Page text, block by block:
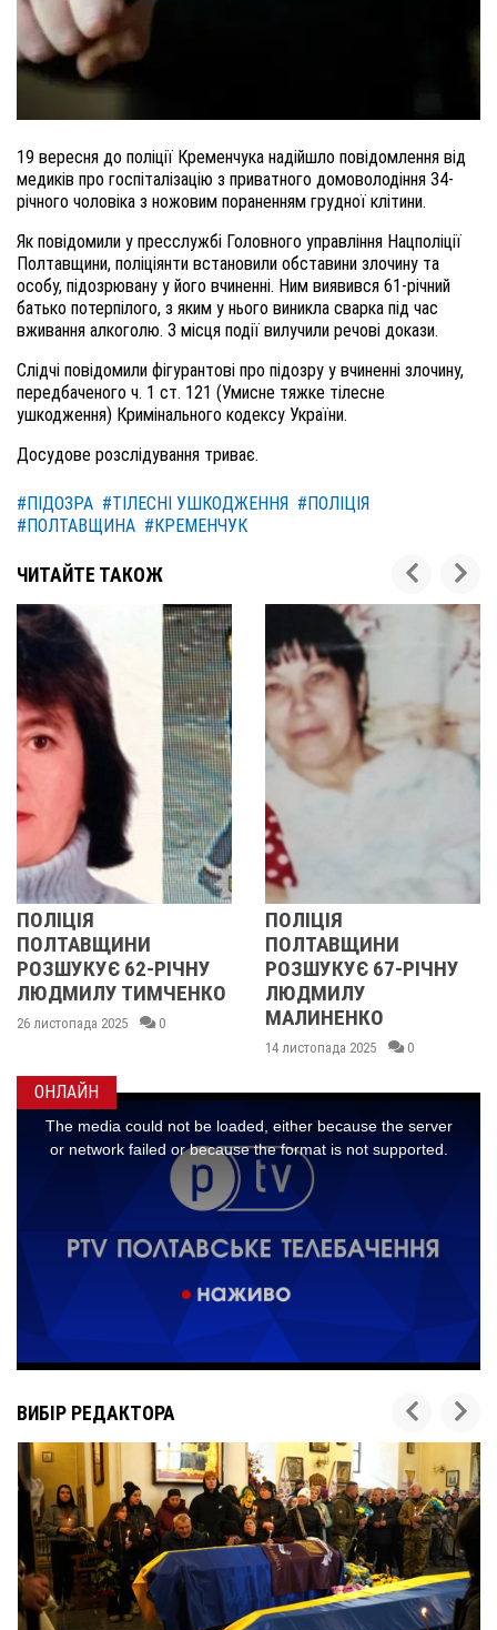
19 вересня до поліції Кременчука надійшло повідомлення від
медиків про госпіталізацію з приватного домоволодіння 34-
річного чоловіка з ножовим пораненням грудної клітини.
Як повідомили у пресслужбі Головного управління Нацполіції
Полтавщини, поліціянти встановили обставини злочину та
особу, підозрювану у його вчиненні. Ним виявився 61-річний
батько потерпілого, з яким у нього виникла сварка під час
вживання алкоголю. З місця події вилучили речові докази.
Слідчі повідомили фігурантові про підозру у вчиненні злочину,
передбаченого ч. 1 ст. 121 (Умисне тяжке тілесне
ушкодження) Кримінального кодексу України.
Досудове розслідування триває.
#ПІДОЗРА #ТІЛЕСНІ УШКОДЖЕННЯ #ПОЛІЦІЯ
#ПОЛТАВЩИНА #КРЕМЕНЧУК
ЧИТАЙТЕ ТАКОЖ
ПОЛІЦІЯ
ПОЛТАВЩИНИ
РОЗШУКУЄ 67-РІЧНУ
ЛЮДМИЛУ
МАЛИНЕНКО
У ПОЛТАВСЬКІЙ
ОБЛАСТІ
РОЗШУКУЮТЬ 62-
РІЧНУ ЗОЮ
14 листопада 2025
ОНЛАЙН
ВИБІР РЕДАКТОРА